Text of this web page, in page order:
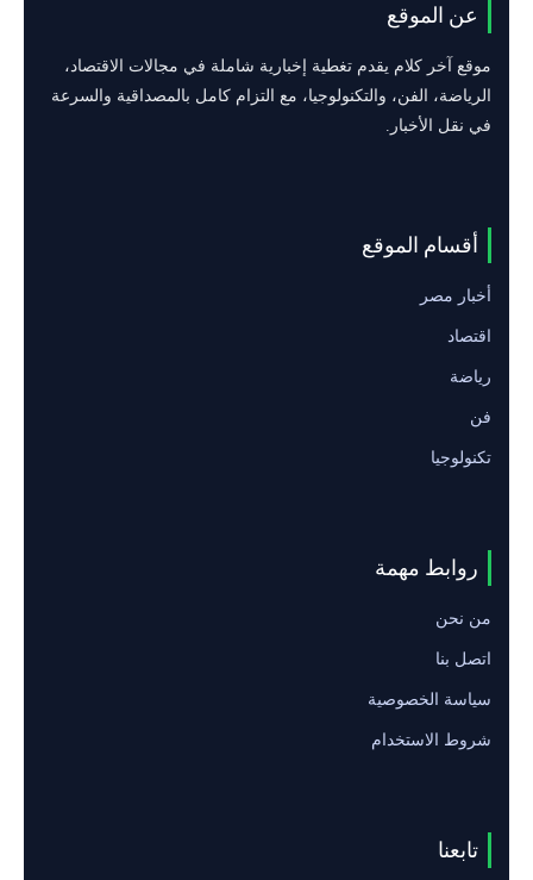
عن الموقع
موقع آخر كلام يقدم تغطية إخبارية شاملة في مجالات الاقتصاد،
الرياضة، الفن، والتكنولوجيا، مع التزام كامل بالمصداقية والسرعة
في نقل الأخبار.
أقسام الموقع
أخبار مصر
اقتصاد
رياضة
فن
تكنولوجيا
روابط مهمة
من نحن
اتصل بنا
سياسة الخصوصية
شروط الاستخدام
تابعنا